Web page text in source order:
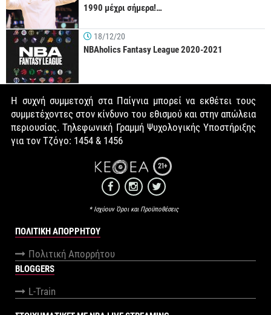
1990 μέχρι σήμερα!…
18/12/20
NBAholics Fantasy League 2020-2021
Η συχνή συμμετοχή στα Παίγνια μπορεί να εκθέτει τους
συμμετέχοντες στον κίνδυνο του εθισμού και στην απώλεια
περιουσίας. Τηλεφωνική Γραμμή Ψυχολογικής Υποστήριξης
για τον Τζόγο: 1454 & 1456
21+
* Ισχύουν Όροι και Προϋποθέσεις
ΠΟΛΙΤΙΚΉ ΑΠΟΡΡΉΤΟΥ
Πολιτική Απορρήτου
BLOGGERS
L-Train